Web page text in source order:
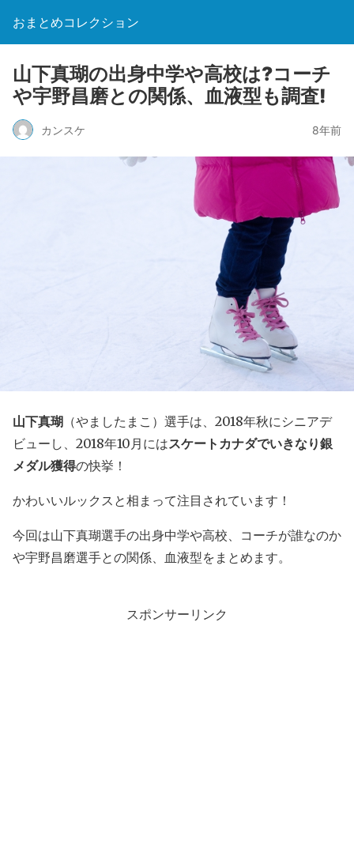
おまとめコレクション
山下真瑚の出身中学や高校は?コーチ
や宇野昌磨との関係、血液型も調査!
カンスケ 8年前
山下真瑚 （やましたまこ）選手は、2018年秋にシニアデ
ビューし、2018年10月にはスケートカナダでいきなり銀
メダル獲得の快挙！
かわいいルックスと相まって注目されています！
今回は山下真瑚選手の出身中学や高校、コーチが誰なのか
や宇野昌磨選手との関係、血液型をまとめます。
スポンサーリンク